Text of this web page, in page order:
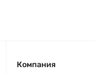
Компания